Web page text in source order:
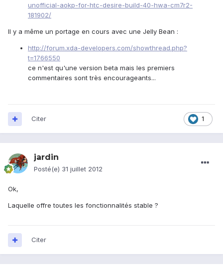
unofficial-aokp-for-htc-desire-build-40-hwa-cm7r2-
181902/
Il y a même un portage en cours avec une Jelly Bean :
http://forum.xda-developers.com/showthread.php?
t=1766550
ce n'est qu'une version beta mais les premiers
commentaires sont très encourageants...
1
Citer
jardin
Posté(e) 31 juillet 2012
Ok,
Laquelle offre toutes les fonctionnalités stable ?
Citer